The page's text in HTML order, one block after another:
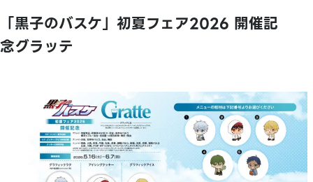
「黒子のバスケ」初夏フェア2026 開催記
念グラッテ